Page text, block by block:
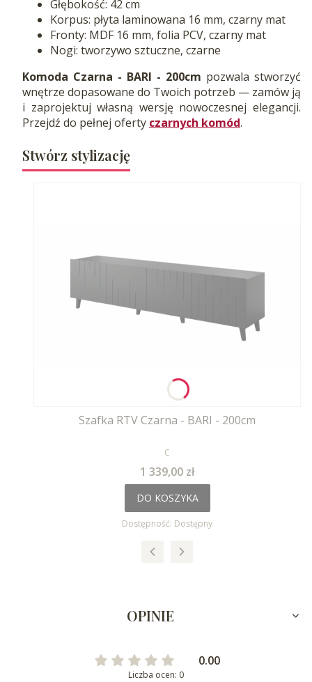
Głębokość: 42 cm
Korpus: płyta laminowana 16 mm, czarny mat
Fronty: MDF 16 mm, folia PCV, czarny mat
Nogi: tworzywo sztuczne, czarne
Komoda Czarna - BARI - 200cm pozwala stworzyć
wnętrze dopasowane do Twoich potrzeb — zamów ją
i zaprojektuj własną wersję nowoczesnej elegancji.
Przejdź do pełnej oferty czarnych komód.
Stwórz stylizację
Szafka RTV Czarna - BARI - 200cm
PRODUCENT
C
Cena
1 339,00 zł
DO KOSZYKA
Dostępność: Dostępny
OPINIE
0.00
Liczba ocen: 0